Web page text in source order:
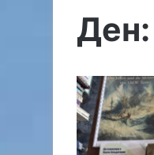
Ден: